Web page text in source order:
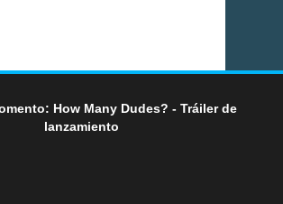
How Many Dudes? - Tráiler de
lanzamiento